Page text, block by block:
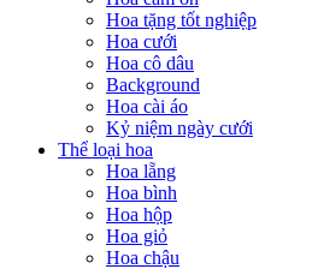
Hoa tặng tốt nghiệp
Hoa cưới
Hoa cô dâu
Background
Hoa cài áo
Kỷ niệm ngày cưới
Thể loại hoa
Hoa lẵng
Hoa bình
Hoa hộp
Hoa giỏ
Hoa chậu